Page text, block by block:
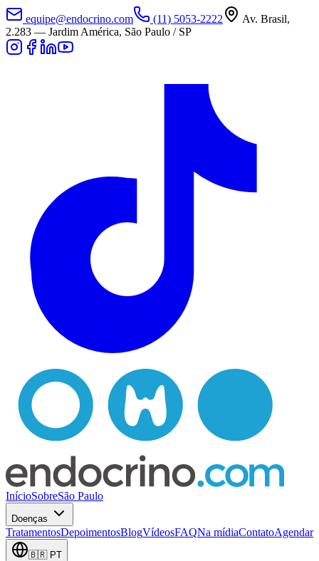
equipe@endocrino.com (11) 5053-2222
Av. Brasil,
2.283 — Jardim América, São Paulo / SP
InícioSobreSão Paulo
Doenças
TratamentosDepoimentosBlogVídeosFAQNa mídiaContatoAgendar
🇧🇷 PT